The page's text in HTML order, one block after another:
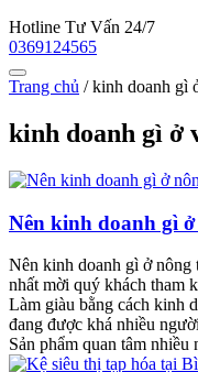
Hotline Tư Vấn 24/7
0369124565
Trang chủ /kinh doanh gì
kinh doanh gì ở
Nên kinh doanh gì
Nên kinh doanh gì ở
nhất mời quý khách tham
Làm giàu bằng cách kinh
đang được khá nhiều
Sản phẩm quan tâm nhiều